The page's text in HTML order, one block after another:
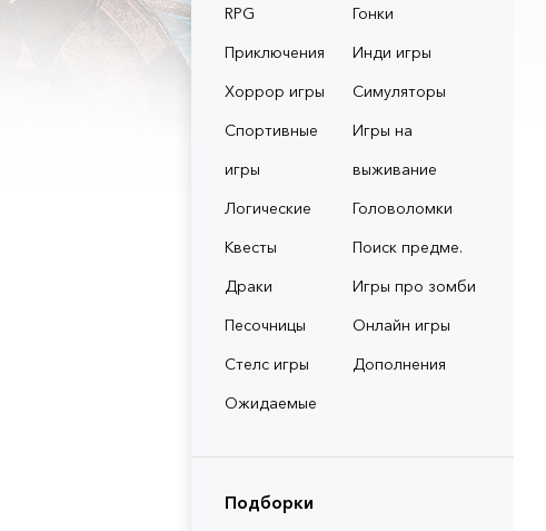
RPG
Гонки
Приключения
Инди игры
Хоррор игры
Симуляторы
Спортивные
игры
Игры на
выживание
Логические
Головоломки
Квесты
Поиск предме.
Драки
Игры про зомби
Песочницы
Онлайн игры
Стелс игры
Дополнения
Ожидаемые
Подборки